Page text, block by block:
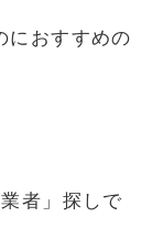
におすすめの
者」探しで